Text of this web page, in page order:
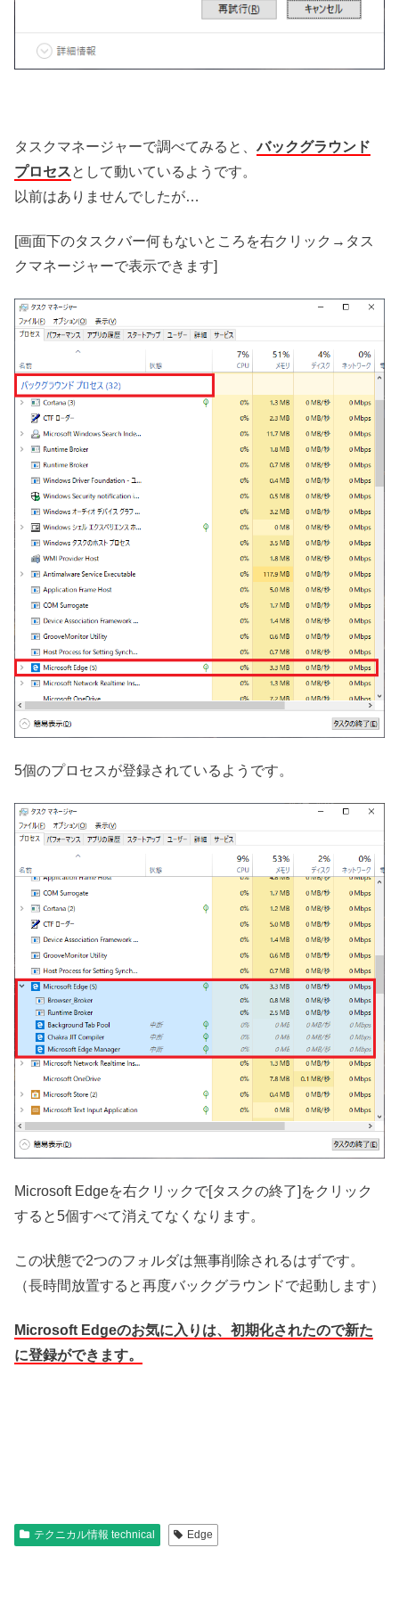
タスクマネージャーで調べてみると、バックグラウンド
プロセスとして動いているようです。
以前はありませんでしたが…
[画面下のタスクバー何もないところを右クリック→タス
クマネージャーで表示できます]
5個のプロセスが登録されているようです。
Microsoft Edgeを右クリックで[タスクの終了]をクリック
すると5個すべて消えてなくなります。
この状態で2つのフォルダは無事削除されるはずです。
（長時間放置すると再度バックグラウンドで起動します）
Microsoft Edgeのお気に入りは、初期化されたので新た
に登録ができます。
テクニカル情報 technical Edge